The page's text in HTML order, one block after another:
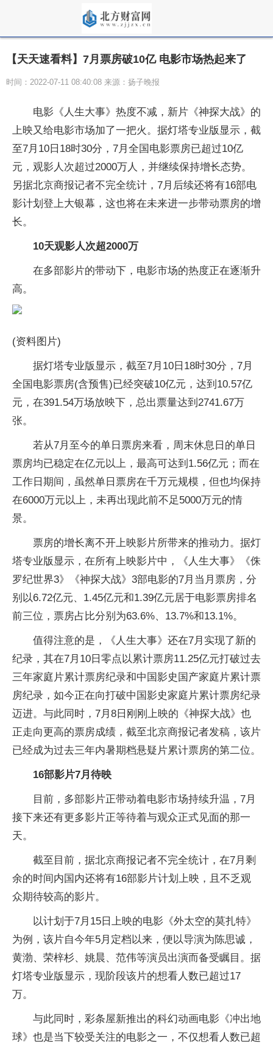
【天天速看料】7月票房破10亿 电影市场热起来了
时间：2022-07-11 08:40:08 来源：扬子晚报
电影《人生大事》热度不减，新片《神探大战》的
上映又给电影市场加了一把火。据灯塔专业版显示，截
至7月10日18时30分，7月全国电影票房已超过10亿
元，观影人次超过2000万人，并继续保持增长态势。
另据北京商报记者不完全统计，7月后续还将有16部电
影计划登上大银幕，这也将在未来进一步带动票房的增
长。
10天观影人次超2000万
在多部影片的带动下，电影市场的热度正在逐渐升
高。
(资料图片)
据灯塔专业版显示，截至7月10日18时30分，7月
全国电影票房(含预售)已经突破10亿元，达到10.57亿
元，在391.54万场放映下，总出票量达到2741.67万
张。
若从7月至今的单日票房来看，周末休息日的单日
票房均已稳定在亿元以上，最高可达到1.56亿元；而在
工作日期间，虽然单日票房在千万元规模，但也均保持
在6000万元以上，未再出现此前不足5000万元的情
景。
票房的增长离不开上映影片所带来的推动力。据灯
塔专业版显示，在所有上映影片中，《人生大事》《侏
罗纪世界3》《神探大战》3部电影的7月当月票房，分
别以6.72亿元、1.45亿元和1.39亿元居于电影票房排名
前三位，票房占比分别为63.6%、13.7%和13.1%。
值得注意的是，《人生大事》还在7月实现了新的
纪录，其在7月10日零点以累计票房11.25亿元打破过去
三年家庭片累计票房纪录和中国影史国产家庭片累计票
房纪录，如今正在向打破中国影史家庭片累计票房纪录
迈进。与此同时，7月8日刚刚上映的《神探大战》也
正走向更高的票房成绩，截至北京商报记者发稿，该片
已经成为过去三年内暑期档悬疑片累计票房的第二位。
16部影片7月待映
目前，多部影片正带动着电影市场持续升温，7月
接下来还有更多影片正等待着与观众正式见面的那一
天。
截至目前，据北京商报记者不完全统计，在7月剩
余的时间内国内还将有16部影片计划上映，且不乏观
众期待较高的影片。
以计划于7月15日上映的电影《外太空的莫扎特》
为例，该片自今年5月定档以来，便以导演为陈思诚，
黄渤、荣梓杉、姚晨、范伟等演员出演而备受瞩目。据
灯塔专业版显示，现阶段该片的想看人数已超过17
万。
与此同时，彩条屋新推出的科幻动画电影《冲出地
球》也是当下较受关注的电影之一，不仅想看人数已超